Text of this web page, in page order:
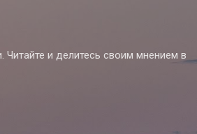
и делитесь своим мнением в